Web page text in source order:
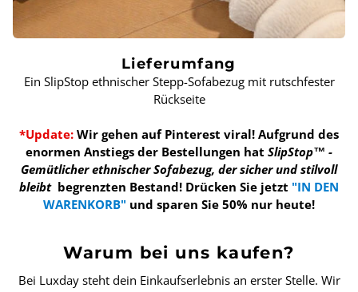
Lieferumfang
Ein SlipStop ethnischer Stepp-Sofabezug mit rutschfester
Rückseite
*Update: Wir gehen auf Pinterest viral! Aufgrund des
enormen Anstiegs der Bestellungen hat SlipStop™ -
Gemütlicher ethnischer Sofabezug, der sicher und stilvoll
bleibt begrenzten Bestand! Drücken Sie jetzt "IN DEN
WARENKORB" und sparen Sie 50% nur heute!
Warum bei uns kaufen?
Bei Luxday steht dein Einkaufserlebnis an erster Stelle. Wir